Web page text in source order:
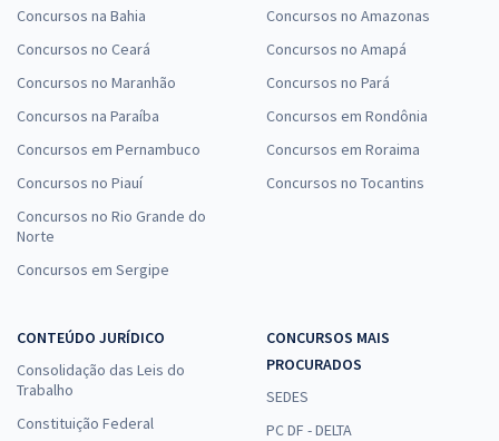
Concursos na Bahia
Concursos no Ceará
Concursos no Maranhão
Concursos na Paraíba
Concursos em Pernambuco
Concursos no Piauí
Concursos no Rio Grande do
Norte
Concursos em Sergipe
Concursos no Amazonas
Concursos no Amapá
Concursos no Pará
Concursos em Rondônia
Concursos em Roraima
Concursos no Tocantins
CONTEÚDO JURÍDICO
Consolidação das Leis do
Trabalho
Constituição Federal
CONCURSOS MAIS
PROCURADOS
SEDES
PC DF - DELTA